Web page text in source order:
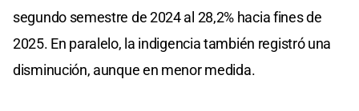
segundo semestre de 2024 al 28,2% hacia fines de
2025. En paralelo, la indigencia también registró una
disminución, aunque en menor medida.